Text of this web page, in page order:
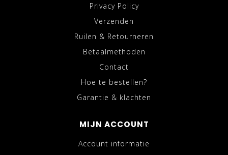
Privacy Policy
Verzenden
Ruilen & Retourneren
Betaalmethoden
Contact
Hoe te bestellen?
Garantie & klachten
MIJN ACCOUNT
Account informatie